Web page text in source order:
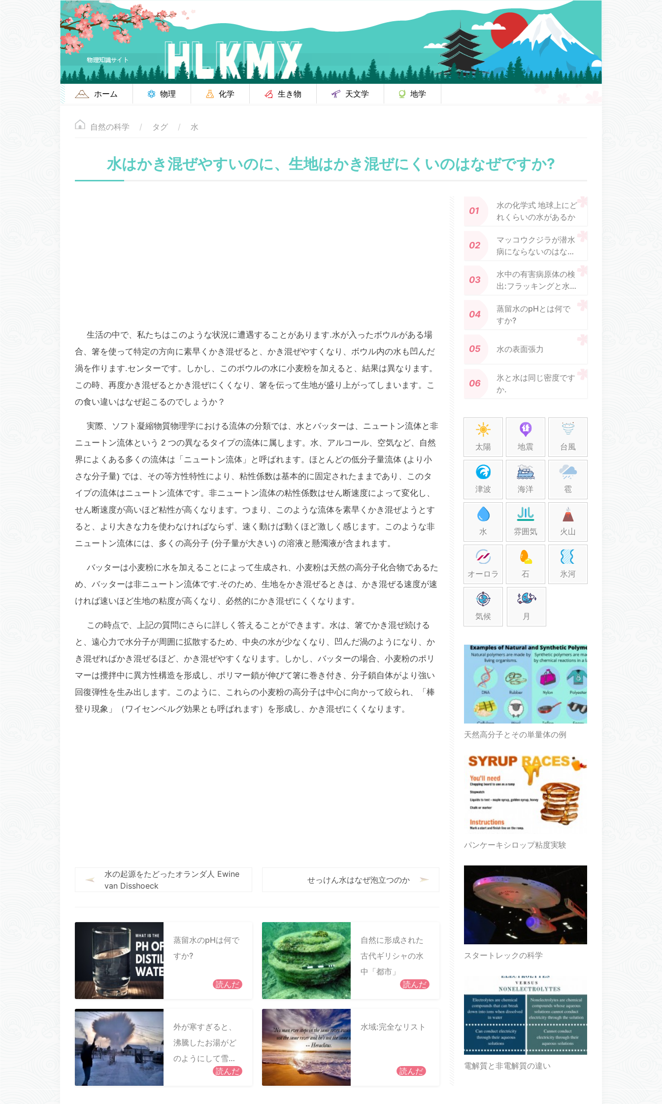
ホーム 物理 化学 生き物 天文学 地学
自然の科学 タグ 水
水はかき混ぜやすいのに、生地はかき混ぜにくいのはなぜですか?
生活の中で、私たちはこのような状況に遭遇することがあります.水が入ったボウルがある場
合、箸を使って特定の方向に素早くかき混ぜると、かき混ぜやすくなり、ボウル内の水も凹んだ
渦を作ります.センターです。しかし、このボウルの水に小麦粉を加えると、結果は異なります。
この時、再度かき混ぜるとかき混ぜにくくなり、箸を伝って生地が盛り上がってしまいます。こ
の食い違いはなぜ起こるのでしょうか？
実際、ソフト凝縮物質物理学における流体の分類では、水とバッターは、ニュートン流体と非
ニュートン流体という 2 つの異なるタイプの流体に属します。水、アルコール、空気など、自然
界によくある多くの流体は「ニュートン流体」と呼ばれます。ほとんどの低分子量流体 (より小
さな分子量) では、その等方性特性により、粘性係数は基本的に固定されたままであり、このタ
イプの流体はニュートン流体です。非ニュートン流体の粘性係数はせん断速度によって変化し、
せん断速度が高いほど粘性が高くなります。つまり、このような流体を素早くかき混ぜようとす
ると、より大きな力を使わなければならず、速く動けば動くほど激しく感じます。このような非
ニュートン流体には、多くの高分子 (分子量が大きい) の溶液と懸濁液が含まれます。
バッターは小麦粉に水を加えることによって生成され、小麦粉は天然の高分子化合物であるた
め、バッターは非ニュートン流体です.そのため、生地をかき混ぜるときは、かき混ぜる速度が速
ければ速いほど生地の粘度が高くなり、必然的にかき混ぜにくくなります。
この時点で、上記の質問にさらに詳しく答えることができます。水は、箸でかき混ぜ続ける
と、遠心力で水分子が周囲に拡散するため、中央の水が少なくなり、凹んだ渦のようになり、か
き混ぜればかき混ぜるほど、かき混ぜやすくなります。しかし、バッターの場合、小麦粉のポリ
マーは攪拌中に異方性構造を形成し、ポリマー鎖が伸びて箸に巻き付き、分子鎖自体がより強い
回復弾性を生み出します。このように、これらの小麦粉の高分子は中心に向かって絞られ、「棒
登り現象」（ワイセンベルグ効果とも呼ばれます）を形成し、かき混ぜにくくなります。
水の起源をたどったオランダ人 Ewine
van Disshoeck
せっけん水はなぜ泡立つのか
蒸留水のpHは何で
すか?
読んだ
自然に形成された
古代ギリシャの水
中「都市」
読んだ
外が寒すぎると、
沸騰したお湯がど
のようにして雪に
変わるのですか?
読んだ
水域:完全なリスト
読んだ
水の化学式 地球上にど
れくらいの水があるか
マッコウクジラが潜水
病にならないのはなぜ
水中の有害病原体の検
出:フラッキングと水
明らかにする
蒸留水のpHとは何で
すか?
水の表面張力
氷と水は同じ密度です
か.
太陽 地震 台風
津波 海洋 雹
水 雰囲気 火山
オーロラ 石 氷河
気候 月
天然高分子とその単量体の例
パンケーキシロップ粘度実験
スタートレックの科学
電解質と非電解質の違い